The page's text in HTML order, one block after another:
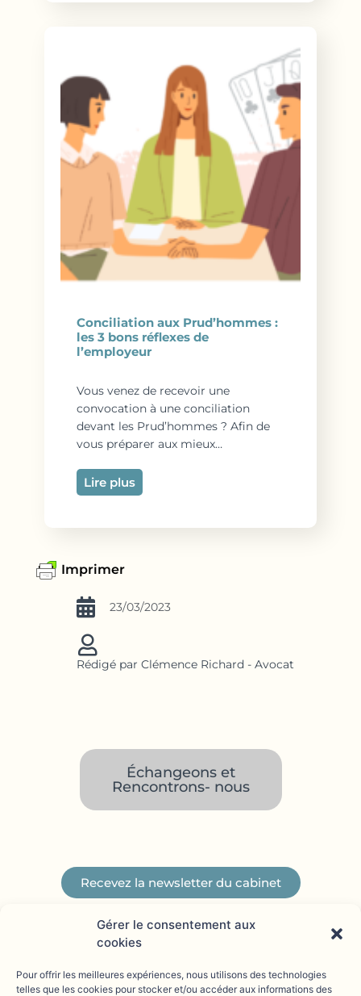
Gérer le consentement aux
cookies
Pour offrir les meilleures expériences, nous utilisons des technologies
telles que les cookies pour stocker et/ou accéder aux informations des
Conciliation aux Prud’hommes :
les 3 bons réflexes de
l’employeur
Vous venez de recevoir une
convocation à une conciliation
devant les Prud’hommes ? Afin de
vous préparer aux mieux…
Lire plus
Imprimer
23/03/2023
Rédigé par Clémence Richard - Avocat
Échangeons et
Rencontrons- nous
Recevez la newsletter du cabinet